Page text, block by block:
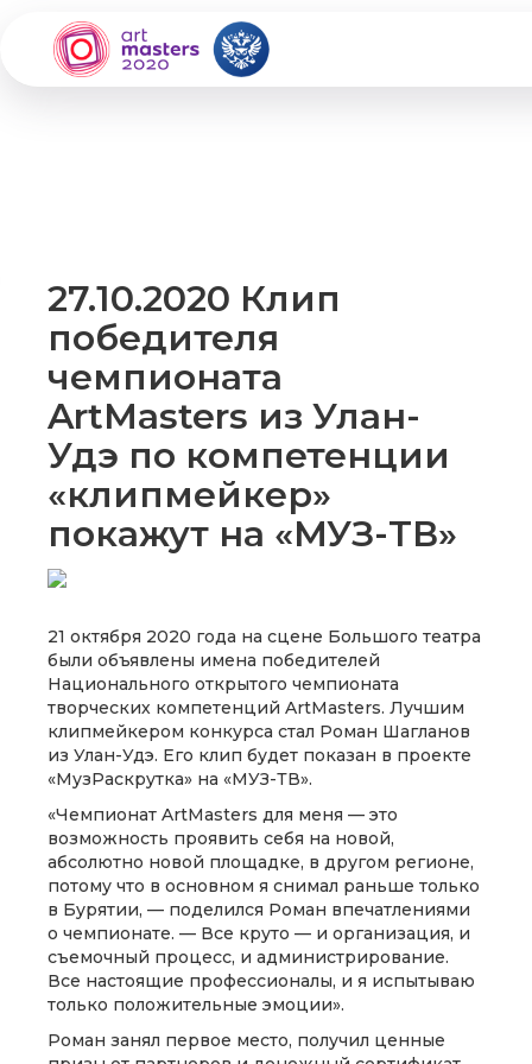
27.10.2020 Клип
победителя
чемпионата
ArtMasters из Улан-
Удэ по компетенции
«клипмейкер»
покажут на «МУЗ-ТВ»
21 октября 2020 года на сцене Большого театра
были объявлены имена победителей
Национального открытого чемпионата
творческих компетенций ArtMasters. Лучшим
клипмейкером конкурса стал Роман Шагланов
из Улан-Удэ. Его клип будет показан в проекте
«МузРаскрутка» на «МУЗ-ТВ».
«Чемпионат ArtMasters для меня — это
возможность проявить себя на новой,
абсолютно новой площадке, в другом регионе,
потому что в основном я снимал раньше только
в Бурятии, — поделился Роман впечатлениями
о чемпионате. — Все круто — и организация, и
съемочный процесс, и администрирование.
Все настоящие профессионалы, и я испытываю
только положительные эмоции».
Роман занял первое место, получил ценные